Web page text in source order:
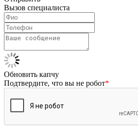
Вызов специалиста
Обновить капчу
Подтвердите, что вы не робот*